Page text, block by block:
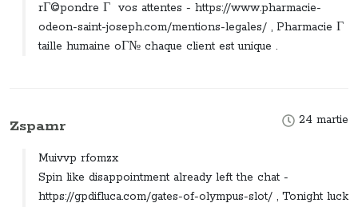
rГ©pondre Г vos attentes - https://www.pharmacie-
odeon-saint-joseph.com/mentions-legales/ , Pharmacie Г
taille humaine oГ№ chaque client est unique .
24 martie
Zspamr
Muivvp rfomzx
Spin like disappointment already left the chat -
https://gpdifluca.com/gates-of-olympus-slot/ , Tonight luck